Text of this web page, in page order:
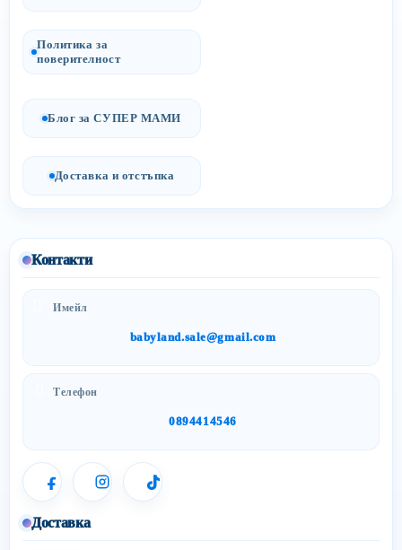
Политика за
поверителност
Блог за СУПЕР МАМИ
Доставка и отстъпка
Контакти
Имейл
babyland.sale@gmail.com
Телефон
0894414546
Доставка